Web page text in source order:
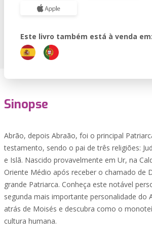
Este livro também está à venda em:
Sinopse
Abrão, depois Abraão, foi o principal
testamento, sendo o pai de três religiões:
e Islã. Nascido provavelmente em Ur, na
Oriente Médio após receber o chamado de
grande Patriarca. Conheça este notável
segunda mais importante personalidade do
atrás de Moisés e descubra como o
cultura humana.